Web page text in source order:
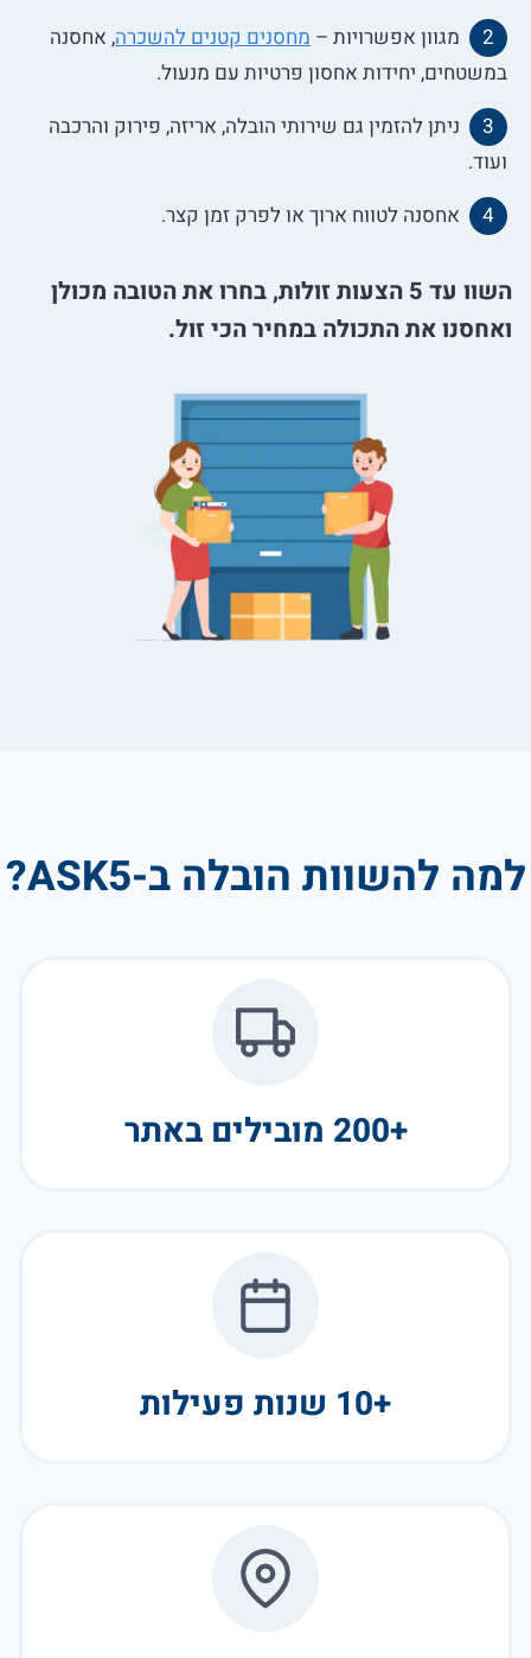
מגוון אפשרויות – מחסנים קטנים להשכרה, אחסנה
במשטחים, יחידות אחסון פרטיות עם מנעול.
ניתן להזמין גם שירותי הובלה, אריזה, פירוק והרכבה
ועוד.
אחסנה לטווח ארוך או לפרק זמן קצר.
השוו עד 5 הצעות זולות, בחרו את הטובה מכולן
ואחסנו את התכולה במחיר הכי זול.
למה להשוות הובלה ב-ASK5?
+200 מובילים באתר
+10 שנות פעילות